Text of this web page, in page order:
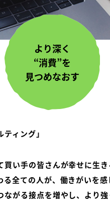
より深く
“消費”を
見つめなおす
ィング」
い手の皆さんが幸せに生
全ての人が、働きがいを
がる接点を増やし、より